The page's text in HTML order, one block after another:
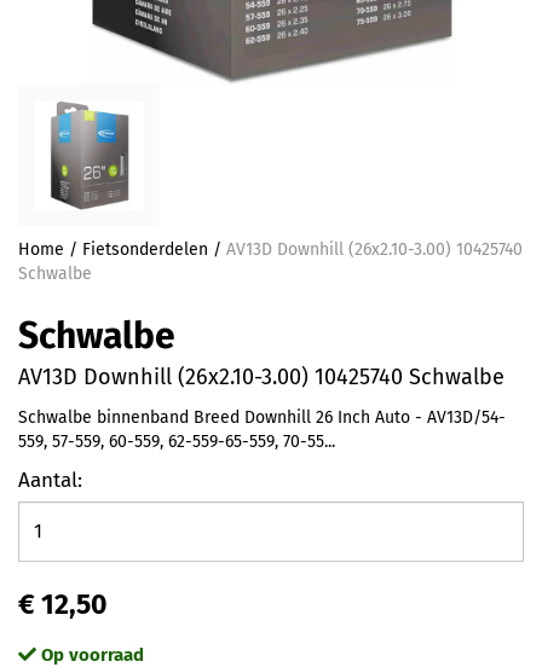
Home / Fietsonderdelen / AV13D Downhill (26x2.10-3.00) 10425740
Schwalbe
Schwalbe
AV13D Downhill (26x2.10-3.00) 10425740 Schwalbe
Schwalbe binnenband Breed Downhill 26 Inch Auto - AV13D/54-
559, 57-559, 60-559, 62-559-65-559, 70-55...
Aantal:
€ 12,50
Op voorraad